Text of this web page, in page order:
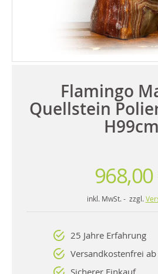
Flamingo
Quellstein
H99cm
inkl. MwSt. - zzgl.
25 Jahre Erfahrung
Versandkostenfrei
Sicherer Einkauf